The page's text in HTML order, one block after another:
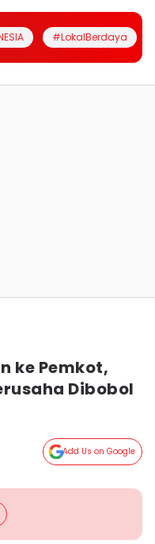
#LokalBerdaya
ke Pemkot,
Dibobol
Add Us on Google